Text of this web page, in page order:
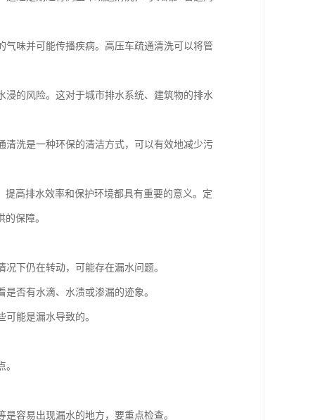
味并可能传播疾病。高压车疏通清洗可以将管
的风险。这对于城市排水系统、建筑物的排水
洗是一种环保的清洁方式，可以有效地减少污
高排水效率和保护环境都具有重要的意义。定
保障。
下仍在转动，可能存在漏水问题。
否有水滴、水渍或渗漏的迹象。
能是漏水导致的。
容易出现漏水的地方，要重点检查。